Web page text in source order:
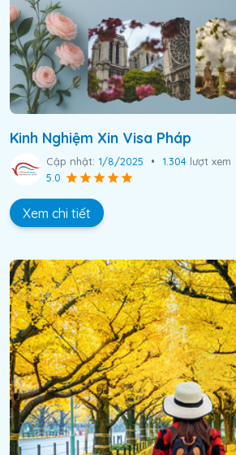
Kinh Nghiệm Xin Visa Pháp
Cập nhật: 1/8/2025 • 1.304 lượt xem
5.0
Xem chi tiết